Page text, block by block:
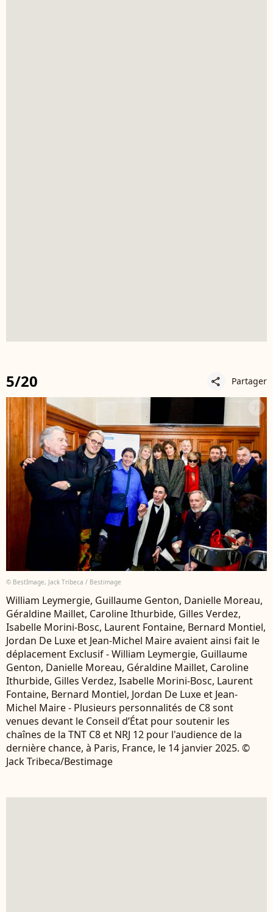
5/20 share Partager
© BestImage, Jack Tribeca / Bestimage
William Leymergie, Guillaume Genton, Danielle Moreau,
Géraldine Maillet, Caroline Ithurbide, Gilles Verdez,
Isabelle Morini-Bosc, Laurent Fontaine, Bernard Montiel,
Jordan De Luxe et Jean-Michel Maire avaient ainsi fait le
déplacement Exclusif - William Leymergie, Guillaume
Genton, Danielle Moreau, Géraldine Maillet, Caroline
Ithurbide, Gilles Verdez, Isabelle Morini-Bosc, Laurent
Fontaine, Bernard Montiel, Jordan De Luxe et Jean-
Michel Maire - Plusieurs personnalités de C8 sont
venues devant le Conseil d’État pour soutenir les
chaînes de la TNT C8 et NRJ 12 pour l'audience de la
dernière chance, à Paris, France, le 14 janvier 2025. ©
Jack Tribeca/Bestimage